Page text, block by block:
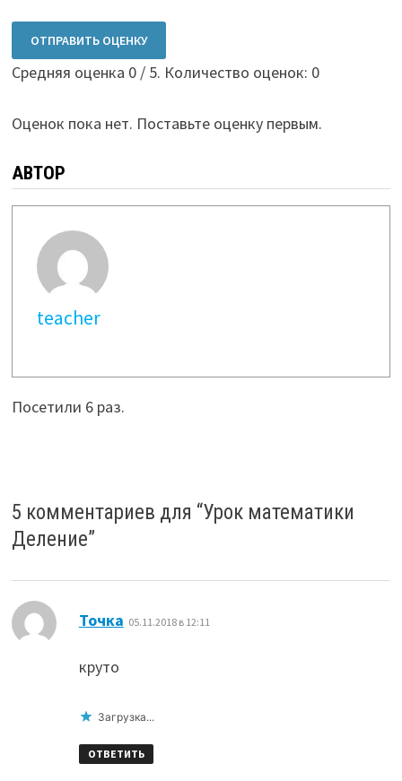
ОТПРАВИТЬ ОЦЕНКУ
Средняя оценка 0/ 5. Количество оценок: 0
Оценок пока нет. Поставьте оценку первым.
АВТОР
teacher
Посетили 6 раз.
5 комментариев для “Урок математики
Деление”
Точка 05.11.2018 в 12:11
круто
Загрузка...
ОТВЕТИТЬ